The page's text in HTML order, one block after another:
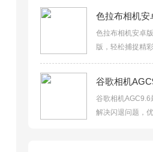
色拉布相机安卓
版，轻松捕捉精
谷歌相机AGC9.6
解决闪退问题，